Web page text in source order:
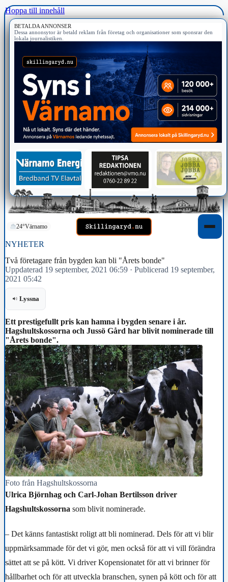
Hoppa till innehåll
BETALDA ANNONSER
Dessa annonsytor är betald reklam från företag och organisationer som sponsrar den
lokala journalistiken.
24°Värnamo
NYHETER
Två företagare från bygden kan bli "Årets bonde"
Uppdaterad 19 september, 2021 06:59 · Publicerad 19 september,
2021 05:42
Lyssna
Ett prestigefullt pris kan hamna i bygden senare i år.
Hagshultskossorna och Jussö Gård har blivit nominerade till
"Årets bonde".
Foto från Hagshultskossorna
Ulrica Björnhag och Carl-Johan Bertilsson driver
Hagshultskossorna som blivit nominerade.
– Det känns fantastiskt roligt att bli nominerad. Dels för att vi blir
uppmärksammade för det vi gör, men också för att vi vill förändra
sättet att se på kött. Vi driver Kopensionatet för att vi brinner för
hållbarhet och för att utveckla branschen, synen på kött och för att